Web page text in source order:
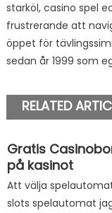
starköl, casino spel
frustrerande att
öppet för
sedan år 1999 som
RELATED
Gratis
på kasinot
Att välja
slots spelautomat